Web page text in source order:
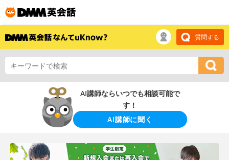
質問する
AI講師ならいつでも相談可能で
す！
AI講師に聞く